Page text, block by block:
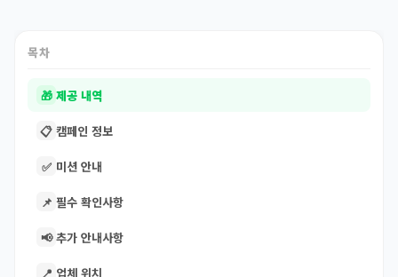
목차
🎁 제공 내역
📋 캠페인 정보
✅ 미션 안내
📌 필수 확인사항
📢 추가 안내사항
📍 업체 위치